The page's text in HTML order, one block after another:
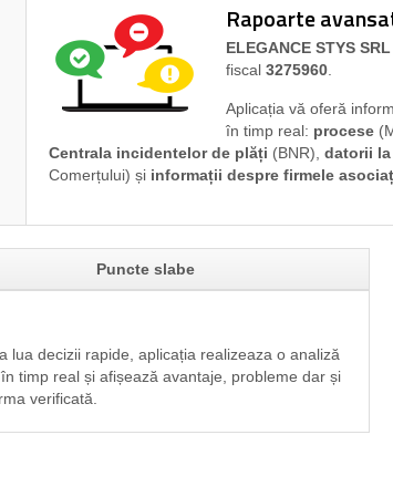
Rapoarte
ELEGANCE STYS SRL
fiscal 3275960
Aplicația vă oferă
în timp real: procese
Centrala incidentelor de plăți (BNR), datorii
Comerțului) și informații despre firmele
Puncte slabe
lua decizii rapide, aplicația realizeaza o analiză
timp real și afișează avantaje, probleme dar și
verificată.